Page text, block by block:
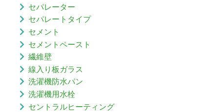
セパレーター
セパレートタイプ
セメント
セメントペースト
繊維壁
線入り板ガラス
洗濯機防水パン
洗濯機用水栓
セントラルヒーティング